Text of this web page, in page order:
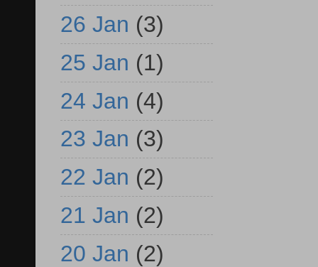
26 Jan (3)
25 Jan (1)
24 Jan (4)
23 Jan (3)
22 Jan (2)
21 Jan (2)
20 Jan (2)